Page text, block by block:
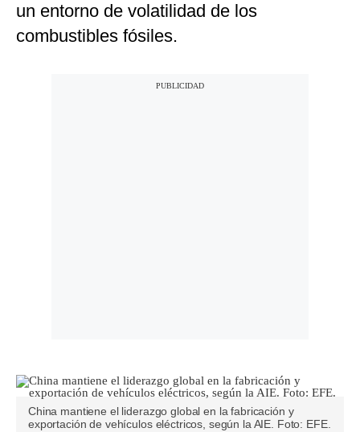
un entorno de volatilidad de los
combustibles fósiles.
China mantiene el liderazgo global en la fabricación y
exportación de vehículos eléctricos, según la AIE. Foto: EFE.